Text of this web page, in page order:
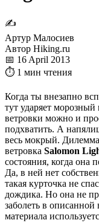
✍
Артур Малосиев
Автор Hiking.ru
📅 16 April 2013
⏱ 1 мин чтения
Когда ты внезапно
тут ударяет
ветровки можно и
подхватить. А
весь мокрый.
ветровка Salomon
состояния, когда она
Да, в ней нет
такая курточка не
дождика. Но она не
заболеть в
материала